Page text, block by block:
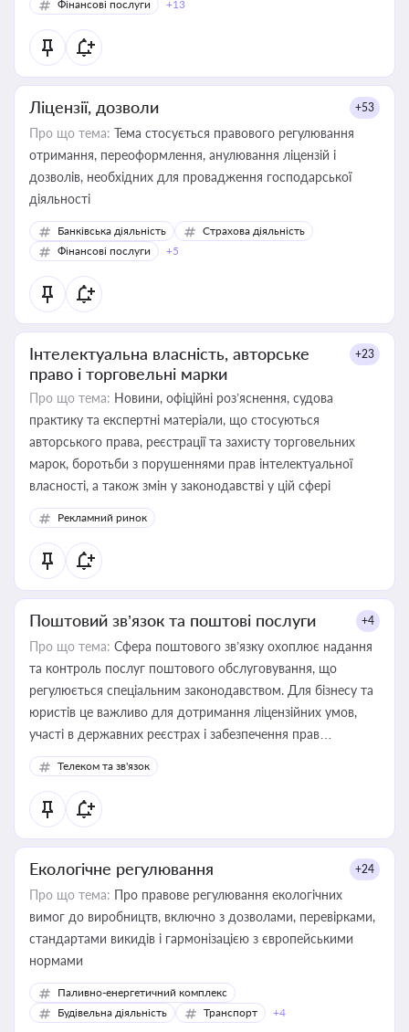
Фінансові послуги +13
Ліцензії, дозволи +53
Про що тема: Тема стосується правового регулювання
отримання, переоформлення, анулювання ліцензій і
дозволів, необхідних для провадження господарської
діяльності
Банківська діяльність
Страхова діяльність
Фінансові послуги
+5
Інтелектуальна власність, авторське
право і торговельні марки
+23
Про що тема: Новини, офіційні роз’яснення, судова
практику та експертні матеріали, що стосуються
авторського права, реєстрації та захисту торговельних
марок, боротьби з порушеннями прав інтелектуальної
власності, а також змін у законодавстві у цій сфері
Рекламний ринок
Поштовий зв’язок та поштові послуги +4
Про що тема: Сфера поштового зв’язку охоплює надання
та контроль послуг поштового обслуговування, що
регулюється спеціальним законодавством. Для бізнесу та
юристів це важливо для дотримання ліцензійних умов,
участі в державних реєстрах і забезпечення прав
споживачів.
Телеком та зв'язок
Екологічне регулювання +24
Про що тема: Про правове регулювання екологічних
вимог до виробництв, включно з дозволами, перевірками,
стандартами викидів і гармонізацією з європейськими
нормами
Паливно-енергетичний комплекс
Будівельна діяльність
Транспорт +4